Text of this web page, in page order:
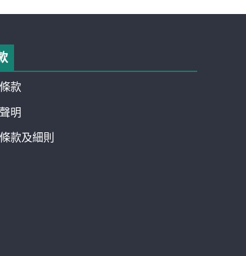
款
明
款及細則